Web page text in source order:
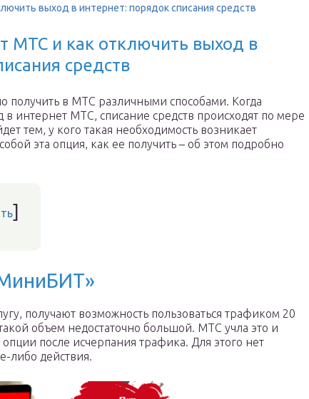
выход в интернет: порядок списания средств
МТС и как отключить выход в
средств
получить в МТС различными способами. Когда
интернет МТС, списание средств происходят по мере
тем, у кого такая необходимость возникает
эта опция, как ее получить – об этом подробно
]
получают возможность пользоваться трафиком 20
объем недостаточно большой. МТС учла это и
после исчерпания трафика. Для этого нет
либо действия.